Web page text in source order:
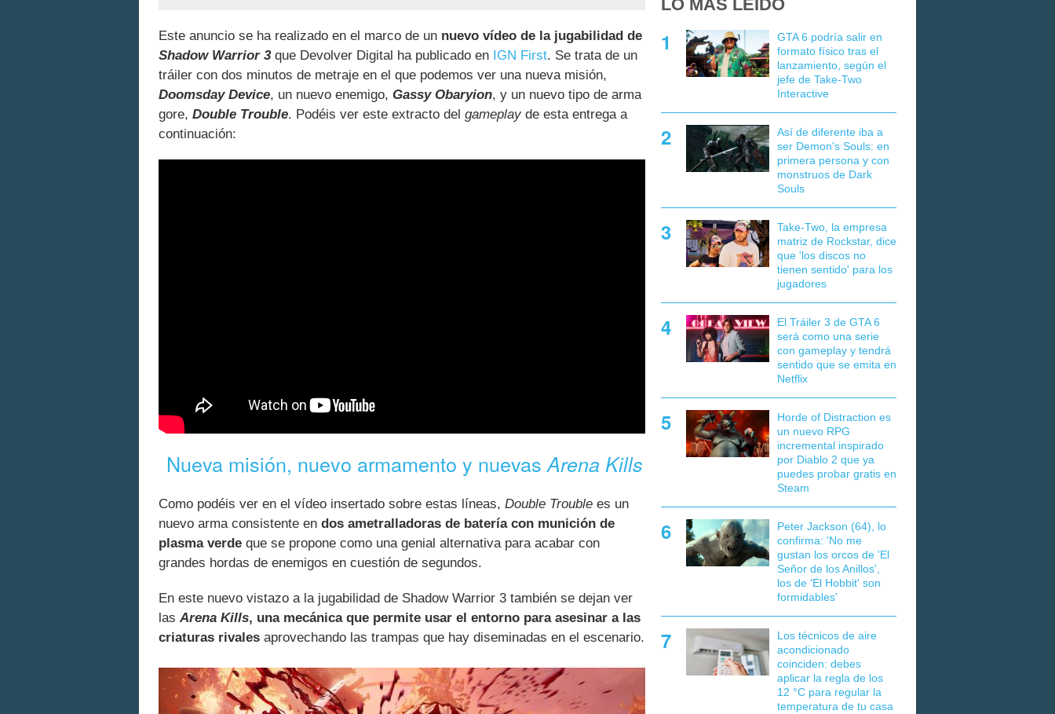
Este anuncio se ha realizado en el marco de un nuevo vídeo de la jugabilidad de
Shadow Warrior 3que Devolver Digital ha publicado en IGN First. Se trata de un
tráiler con dos minutos de metraje en el que podemos ver una nueva misión,
Doomsday Device, un nuevo enemigo, Gassy Obaryion, y un nuevo tipo de arma
gore, Double Trouble. Podéis ver este extracto del gameplay de esta entrega a
continuación:
Nueva misión, nuevo armamento y nuevasArena Kills
Como podéis ver en el vídeo insertado sobre estas líneas, Double Trouble es un
nuevo arma consistente en dos ametralladoras de batería con munición de
plasma verde que se propone como una genial alternativa para acabar con
grandes hordas de enemigos en cuestión de segundos.
En este nuevo vistazo a la jugabilidad de Shadow Warrior 3 también se dejan ver
las Arena Kills, una mecánica que permite usar el entorno para asesinar a las
criaturas rivales aprovechando las trampas que hay diseminadas en el escenario.
LO MÁS LEÍDO
GTA 6 podría salir en
formato físico tras el
lanzamiento, según el
jefe de Take-Two
Interactive
Así de diferente iba a
ser Demon's Souls: en
primera persona y con
monstruos de Dark
Souls
Take-Two, la empresa
matriz de Rockstar, dice
que 'los discos no
tienen sentido' para los
jugadores
El Tráiler 3 de GTA 6
será como una serie
con gameplay y tendrá
sentido que se emita en
Netflix
Horde of Distraction es
un nuevo RPG
incremental inspirado
por Diablo 2 que ya
puedes probar gratis en
Steam
Peter Jackson (64), lo
confirma: 'No me
gustan los orcos de 'El
Señor de los Anillos',
los de 'El Hobbit' son
formidables'
Los técnicos de aire
acondicionado
coinciden: debes
aplicar la regla de los
12 °C para regular la
temperatura de tu casa